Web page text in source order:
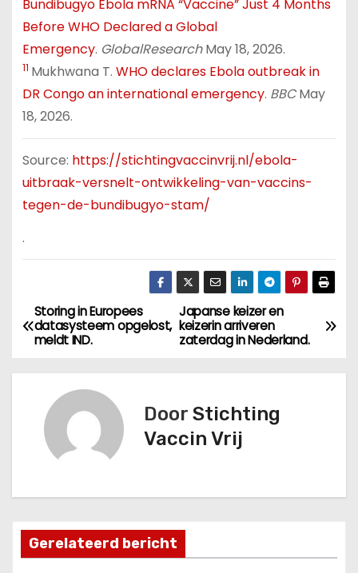
Bundibugyo Ebola mRNA “Vaccine” Just 4 Months
Before WHO Declared a Global
Emergency. GlobalResearchMay 18, 2026.
11 Mukhwana T. WHO declares Ebola outbreak in
DR Congo an international emergency. BBCMay
18, 2026.
Source: https://stichtingvaccinvrij.nl/ebola-
uitbraak-versnelt-ontwikkeling-van-vaccins-
tegen-de-bundibugyo-stam/
.
B
e
t
n
Japanse keizer en
keizerin arriveren
zaterdag in Nederland.
Storing in Europees
datasysteem opgelost,
meldt IND.
Door Stichting
Vaccin Vrij
Gerelateerd bericht